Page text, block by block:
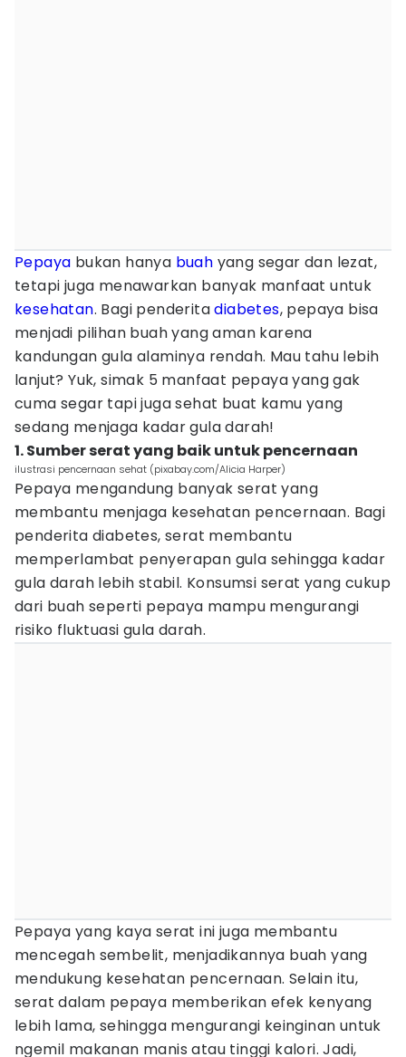
Pepaya bukan hanya buah yang segar dan lezat,
tetapi juga menawarkan banyak manfaat untuk
kesehatan. Bagi penderitadiabetes, pepaya bisa
menjadi pilihan buah yang aman karena
kandungan gula alaminya rendah. Mau tahu lebih
lanjut? Yuk, simak 5 manfaat pepaya yang gak
cuma segar tapi juga sehat buat kamu yang
sedang menjaga kadar gula darah!
1. Sumber serat yang baik untuk pencernaan
ilustrasi pencernaan sehat (pixabay.com/Alicia Harper)
Pepaya mengandung banyak serat yang
membantu menjaga kesehatan pencernaan. Bagi
penderita diabetes, serat membantu
memperlambat penyerapan gula sehingga kadar
gula darah lebih stabil. Konsumsi serat yang cukup
dari buah seperti pepaya mampu mengurangi
risiko fluktuasi gula darah.
Pepaya yang kaya serat ini juga membantu
mencegah sembelit, menjadikannya buah yang
mendukung kesehatan pencernaan. Selain itu,
serat dalam pepaya memberikan efek kenyang
lebih lama, sehingga mengurangi keinginan untuk
ngemil makanan manis atau tinggi kalori. Jadi,